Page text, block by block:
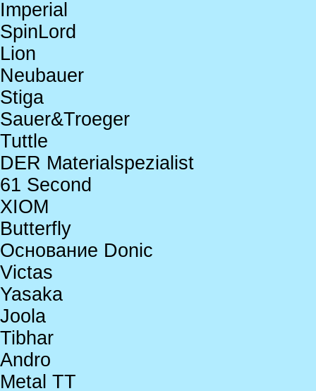
Imperial
SpinLord
Lion
Neubauer
Stiga
Sauer&Troeger
Tuttle
DER Materialspezialist
61 Second
XIOM
Butterfly
Основание Donic
Victas
Yasaka
Joola
Tibhar
Andro
Metal TT